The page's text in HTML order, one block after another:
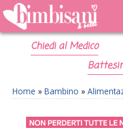
Chiedi al Medico
Home » Bambino »